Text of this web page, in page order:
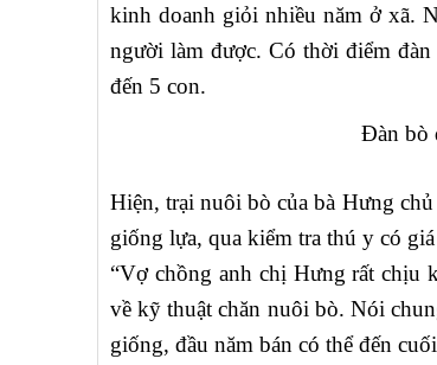
kinh doanh giỏi nhiều năm ở xã.
người làm được. Có thời điểm
đến 5 con.
Đàn bò
Hiện, trại nuôi bò của bà Hưng
giống lựa, qua kiểm tra thú y có
“Vợ chồng anh chị Hưng rất chịu
về kỹ thuật chăn nuôi bò. Nói
giống, đầu năm bán có thể đến